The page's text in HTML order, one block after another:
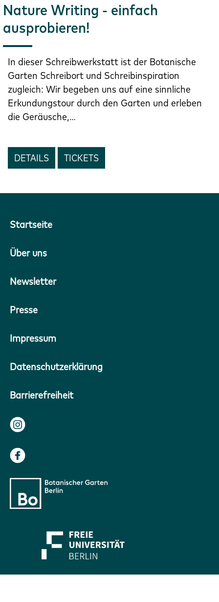
Nature Writing - einfach
ausprobieren!
In dieser Schreibwerkstatt ist der Botanische
Garten Schreibort und Schreibinspiration
zugleich: Wir begeben uns auf eine sinnliche
Erkundungstour durch den Garten und erleben
die Geräusche,…
DETAILS TICKETS
Startseite
Über uns
Newsletter
Presse
Impressum
Datenschutzerklärung
Barrierefreiheit